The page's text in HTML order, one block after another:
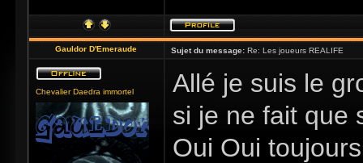
Gauldor D'Emeraude Sujet du message: Re: Les joueurs REALIFE
Chevalier Daedra immortel
Allé je suis le
si je ne fait que
Oui Oui